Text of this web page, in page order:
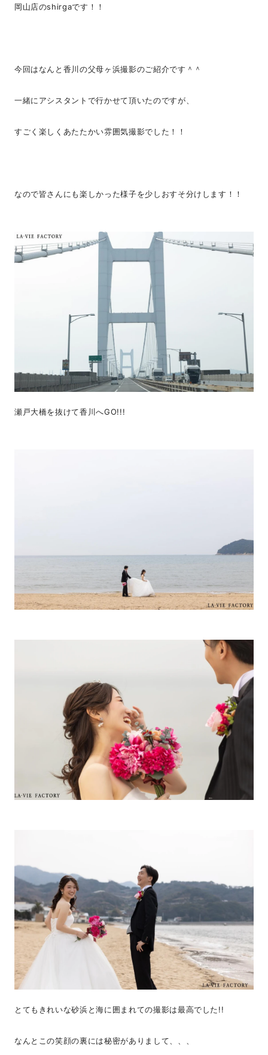
岡山店のshirgaです！！
今回はなんと香川の父母ヶ浜撮影のご紹介です＾＾
一緒にアシスタントで行かせて頂いたのですが、
すごく楽しくあたたかい雰囲気撮影でした！！
なので皆さんにも楽しかった様子を少しおすそ分けします！！
瀬戸大橋を抜けて香川へGO!!!
とてもきれいな砂浜と海に囲まれての撮影は最高でした!!
なんとこの笑顔の裏には秘密がありまして、、、